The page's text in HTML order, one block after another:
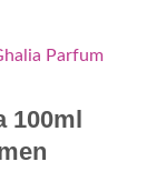
100ml